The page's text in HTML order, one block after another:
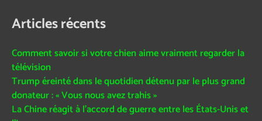
Articles récents
Comment savoir si votre chien aime vraiment regarder la
télévision
Trump éreinté dans le quotidien détenu par le plus grand
donateur : « Vous nous avez trahis »
La Chine réagit à l’accord de guerre entre les États-Unis et